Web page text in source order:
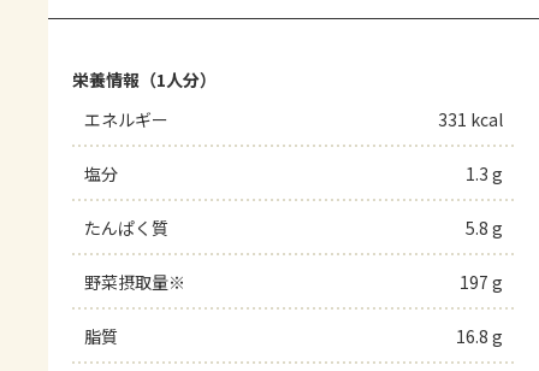
栄養情報（1人分）
エネルギー
331 kcal
塩分 1.3 g
たんぱく質 5.8 g
野菜摂取量※ 197 g
脂質 16.8 g